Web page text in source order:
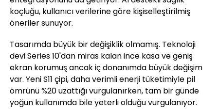
koçluğu, kullanıcı verilerine göre kişiselleştirilmiş
öneriler sunuyor.
Tasarımda büyük bir değişiklik olmamış. Teknoloji
devi Series 10'dan miras kalan ince kasa ve geniş
ekran korumuş ancak iç donanımda büyük değişim
var. Yeni S11 çipi, daha verimli enerji tüketimiyle pil
ömrünü %20 uzattığı vurgulanırken, tam bir günde
yoğun kullanımda bile yeterli olduğu vurgulanıyor.